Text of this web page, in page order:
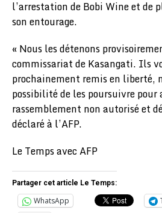
l’arrestation de Bobi Wine et de
son entourage.
« Nous les détenons
commissariat de Kasangati. Ils
prochainement remis en liberté,
possibilité de les poursuivre pour
rassemblement non autorisé et
déclaré à l’AFP.
Le Temps avec AFP
Partager cet article Le Temps:
WhatsApp